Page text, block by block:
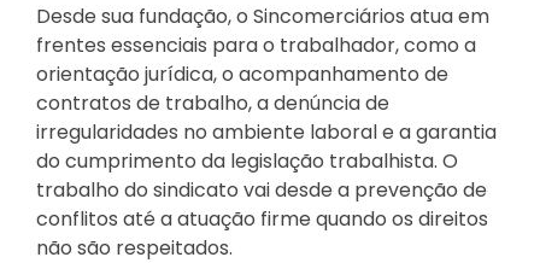
Desde sua fundação, o Sincomerciários atua em
frentes essenciais para o trabalhador, como a
orientação jurídica, o acompanhamento de
contratos de trabalho, a denúncia de
irregularidades no ambiente laboral e a garantia
do cumprimento da legislação trabalhista. O
trabalho do sindicato vai desde a prevenção de
conflitos até a atuação firme quando os direitos
não são respeitados.